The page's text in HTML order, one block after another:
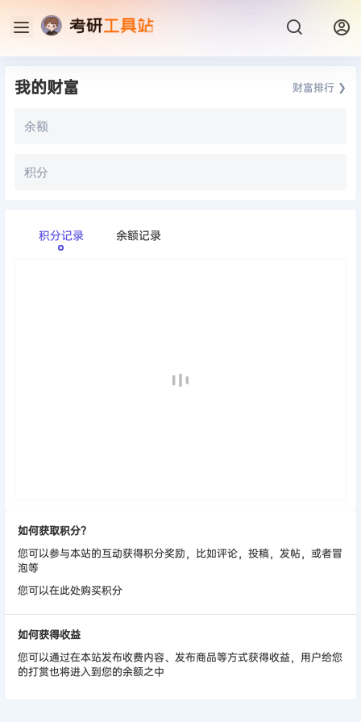
我的财富 财富排行 ❯
余额
积分
积分记录 余额记录
如何获取积分？
您可以参与本站的互动获得积分奖励，比如评论，投稿，发帖，或者冒
泡等
您可以在此处购买积分
如何获得收益
您可以通过在本站发布收费内容、发布商品等方式获得收益，用户给您
的打赏也将进入到您的余额之中